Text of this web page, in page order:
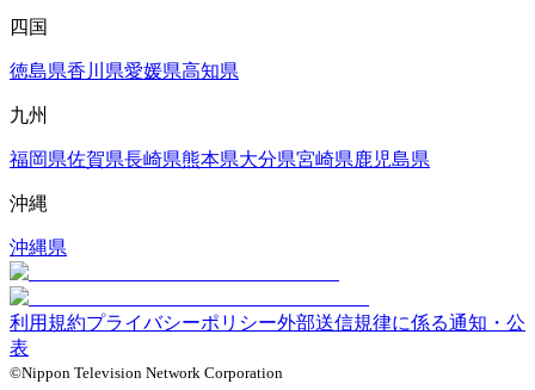
四国
徳島県香川県愛媛県高知県
九州
福岡県佐賀県長崎県熊本県大分県宮崎県鹿児島県
沖縄
沖縄県
利用規約プライバシーポリシー外部送信規律に係る通知・公
表
©Nippon Television Network Corporation